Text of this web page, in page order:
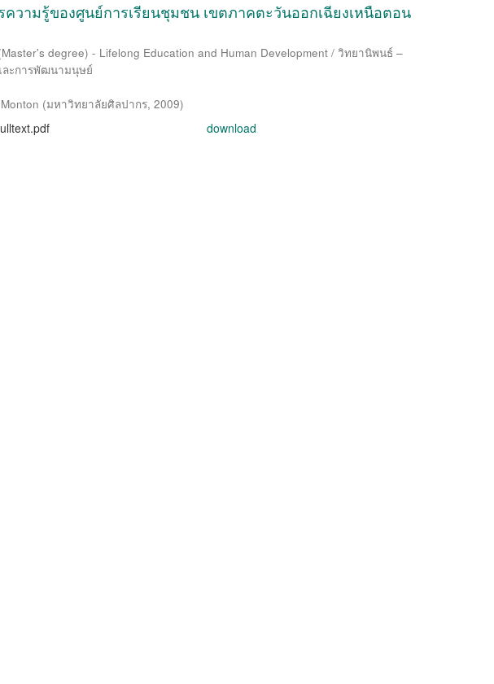
วามรู้ของศูนย์การเรียนชุมชน เขตภาคตะวันออกเฉียงเหนือตอน
degree) - Lifelong Education and Human Development / วิทยานิพนธ์ –
ะการพัฒนามนุษย์
(มหาวิทยาลัยศิลปากร, 2009)
download